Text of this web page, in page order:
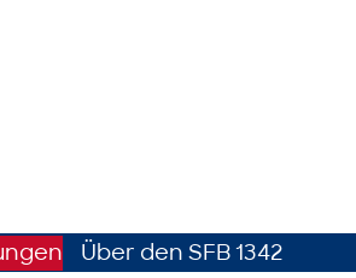
Über den SFB 1342